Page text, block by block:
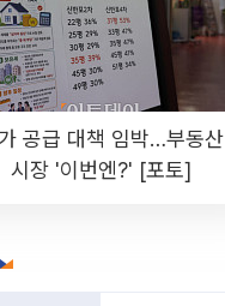
공급 대책 임박…부동산
시장 '이번엔?' [포토]